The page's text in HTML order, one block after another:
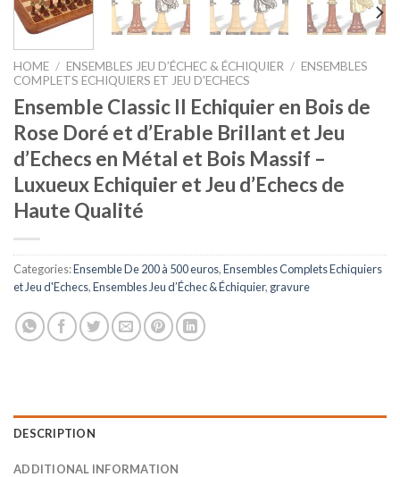
HOME / ENSEMBLES JEU D’ÉCHEC & ÉCHIQUIER / ENSEMBLES
COMPLETS ECHIQUIERS ET JEU D'ECHECS
Ensemble Classic II Echiquier en Bois de
Rose Doré et d’Erable Brillant et Jeu
d’Echecs en Métal et Bois Massif –
Luxueux Echiquier et Jeu d’Echecs de
Haute Qualité
Categories:Ensemble De 200 à 500 euros,Ensembles Complets Echiquiers
et Jeu d'Echecs,Ensembles Jeu d’Échec & Échiquier, gravure
DESCRIPTION
ADDITIONAL INFORMATION